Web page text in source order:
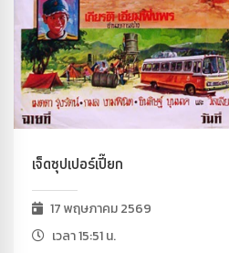
เจ็ดซุปเปอร์เปี๊ยก
17 พฤษภาคม 2569
เวลา 15:51 น.